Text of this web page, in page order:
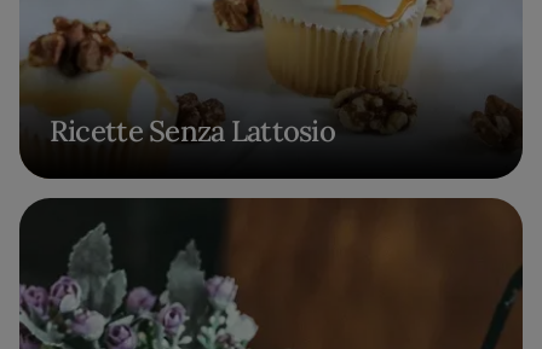
Ricette Senza Lattosio